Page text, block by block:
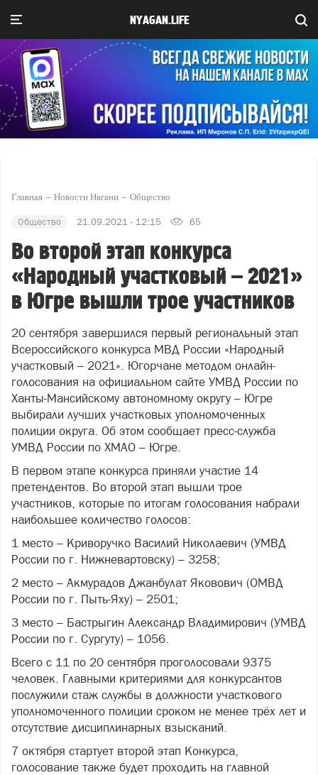
NYAGAN.LIFE
Главная Новости Нягани Общество
Общество 21.09.2021 - 12:15 65
Во второй этап конкурса
«Народный участковый – 2021»
в Югре вышли трое участников
20 сентября завершился первый региональный этап
Всероссийского конкурса МВД России «Народный
участковый – 2021». Югорчане методом онлайн-
голосования на официальном сайте УМВД России по
Ханты-Мансийскому автономному округу – Югре
выбирали лучших участковых уполномоченных
полиции округа. Об этом сообщает пресс-служба
УМВД России по ХМАО – Югре.
В первом этапе конкурса приняли участие 14
претендентов. Во второй этап вышли трое
участников, которые по итогам голосования набрали
наибольшее количество голосов:
1 место – Криворучко Василий Николаевич (УМВД
России по г. Нижневартовску) – 3258;
2 место – Акмурадов Джанбулат Яковович (ОМВД
России по г. Пыть-Яху) – 2501;
3 место – Бастрыгин Александр Владимирович (УМВД
России по г. Сургуту) – 1056.
Всего с 11 по 20 сентября проголосовали 9375
человек. Главными критериями для конкурсантов
послужили стаж службы в должности участкового
уполномоченного полиции сроком не менее трёх лет и
отсутствие дисциплинарных взысканий.
7 октября стартует второй этап Конкурса,
голосование также будет проходить на главной